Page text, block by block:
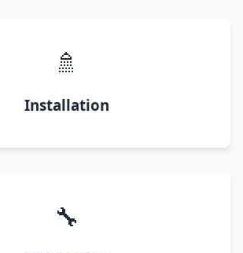
🚿
Installation
🔧